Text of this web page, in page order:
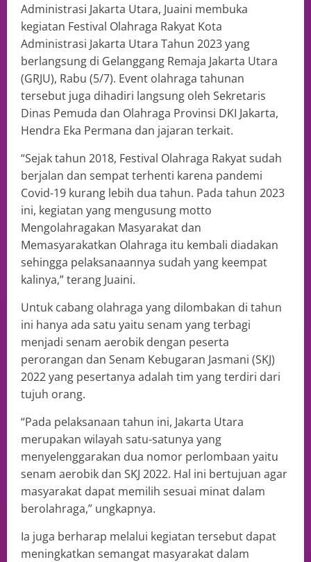
Administrasi Jakarta Utara, Juaini membuka
kegiatan Festival Olahraga Rakyat Kota
Administrasi Jakarta Utara Tahun 2023 yang
berlangsung di Gelanggang Remaja Jakarta Utara
(GRJU), Rabu (5/7). Event olahraga tahunan
tersebut juga dihadiri langsung oleh Sekretaris
Dinas Pemuda dan Olahraga Provinsi DKI Jakarta,
Hendra Eka Permana dan jajaran terkait.
“Sejak tahun 2018, Festival Olahraga Rakyat sudah
berjalan dan sempat terhenti karena pandemi
Covid-19 kurang lebih dua tahun. Pada tahun 2023
ini, kegiatan yang mengusung motto
Mengolahragakan Masyarakat dan
Memasyarakatkan Olahraga itu kembali diadakan
sehingga pelaksanaannya sudah yang keempat
kalinya,” terang Juaini.
Untuk cabang olahraga yang dilombakan di tahun
ini hanya ada satu yaitu senam yang terbagi
menjadi senam aerobik dengan peserta
perorangan dan Senam Kebugaran Jasmani (SKJ)
2022 yang pesertanya adalah tim yang terdiri dari
tujuh orang.
“Pada pelaksanaan tahun ini, Jakarta Utara
merupakan wilayah satu-satunya yang
menyelenggarakan dua nomor perlombaan yaitu
senam aerobik dan SKJ 2022. Hal ini bertujuan agar
masyarakat dapat memilih sesuai minat dalam
berolahraga,” ungkapnya.
Ia juga berharap melalui kegiatan tersebut dapat
meningkatkan semangat masyarakat dalam